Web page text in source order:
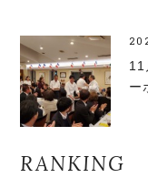
ー
RANKING